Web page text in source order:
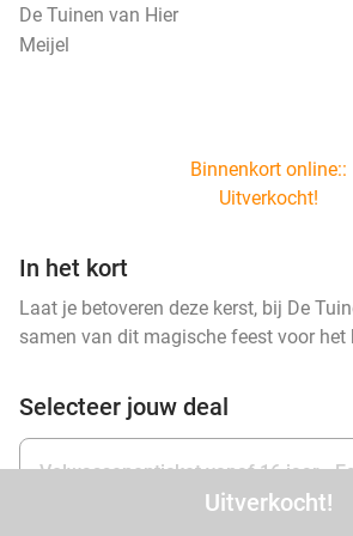
De Tuinen van Hier
Meijel
Binnenkort online::
Uitverkocht!
In het kort
Laat je betoveren deze kerst, bij De
samen van dit magische feest voor het
Selecteer jouw deal
Volwassenenticket vanaf 16 jaar -
Uitverkocht!